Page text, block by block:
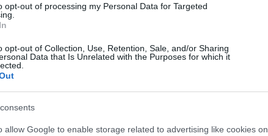
opt-out of processing my Personal Data for Targeted
opt-out of Collection, Use, Retention, Sale, and/or Sharing
Data that Is Unrelated with the Purposes for which it
allow Google to enable storage related to advertising like cookies on